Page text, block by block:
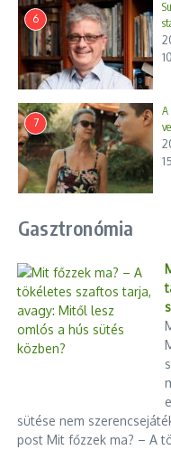
6
7
A
Gasztronómia
sütése nem
post Mit főzzek ma? – A